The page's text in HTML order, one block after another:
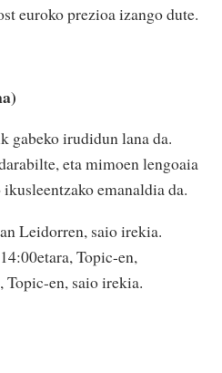
euroko prezioa izango dute.
gabeko irudidun lana da.
eta mimoen lengoaia
emanaldia da.
Leidorren, saio irekia.
Topic-en,
Topic-en, saio irekia.